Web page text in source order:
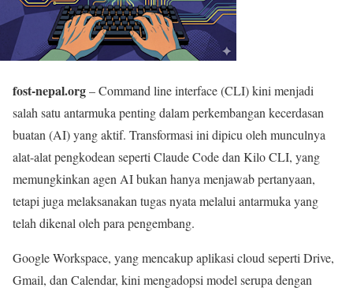
fost-nepal.org– Command line interface (CLI) kini menjadi
salah satu antarmuka penting dalam perkembangan kecerdasan
buatan (AI) yang aktif. Transformasi ini dipicu oleh munculnya
alat-alat pengkodean seperti Claude Code dan Kilo CLI, yang
memungkinkan agen AI bukan hanya menjawab pertanyaan,
tetapi juga melaksanakan tugas nyata melalui antarmuka yang
telah dikenal oleh para pengembang.
Google Workspace, yang mencakup aplikasi cloud seperti Drive,
Gmail, dan Calendar, kini mengadopsi model serupa dengan